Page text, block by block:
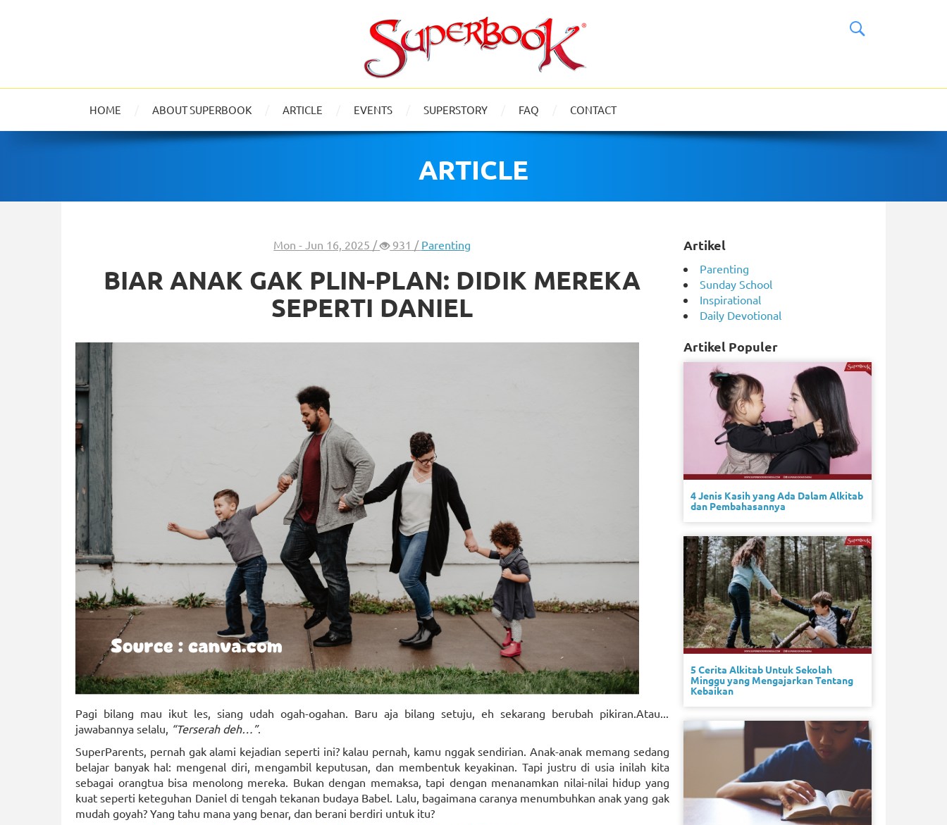
HOME ABOUT SUPERBOOK ARTICLE EVENTS SUPERSTORY FAQ CONTACT
ARTICLE
Mon - Jun 16, 2025 / 931 / Parenting
BIAR ANAK GAK PLIN-PLAN: DIDIK MEREKA
SEPERTI DANIEL
Pagi bilang mau ikut les, siang udah ogah-ogahan. Baru aja bilang setuju, eh sekarang berubah pikiran.Atau...
jawabannya selalu, “Terserah deh…”.
SuperParents, pernah gak alami kejadian seperti ini? kalau pernah, kamu nggak sendirian. Anak-anak memang sedang
belajar banyak hal: mengenal diri, mengambil keputusan, dan membentuk keyakinan. Tapi justru di usia inilah kita
sebagai orangtua bisa menolong mereka. Bukan dengan memaksa, tapi dengan menanamkan nilai-nilai hidup yang
kuat seperti keteguhan Daniel di tengah tekanan budaya Babel. Lalu, bagaimana caranya menumbuhkan anak yang gak
mudah goyah? Yang tahu mana yang benar, dan berani berdiri untuk itu?
Artikel
Parenting
Sunday School
Inspirational
Daily Devotional
Artikel Populer
4 Jenis Kasih yang Ada Dalam Alkitab
dan Pembahasannya
5 Cerita Alkitab Untuk Sekolah
Minggu yang Mengajarkan Tentang
Kebaikan